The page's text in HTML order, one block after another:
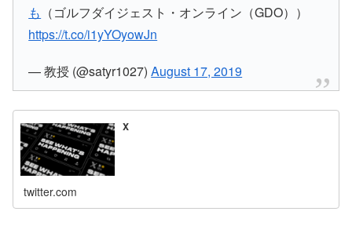
も （ゴルフダイジェスト・オンライン（GDO））
https://t.co/i1yYOyowJn
— 教授 (@satyr1027)August 17, 2019
X
twitter.com